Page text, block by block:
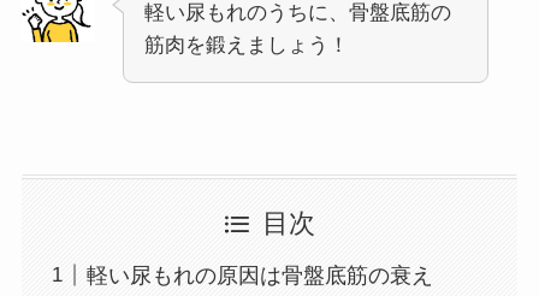
軽い尿もれのうちに、骨盤底筋の
筋肉を鍛えましょう！
目次
軽い尿もれの原因は骨盤底筋の衰え